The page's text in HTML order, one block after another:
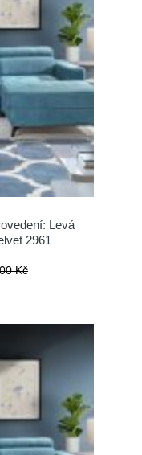
Levá
2961
Kč